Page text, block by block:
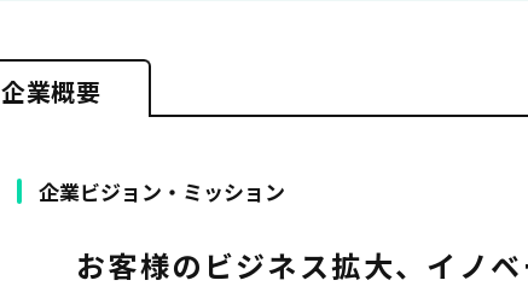
企業概要
企業ビジョン・ミッション
お客様のビジネス拡大、イノ